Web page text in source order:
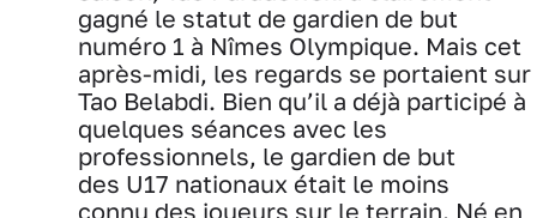
gagné le statut de gardien de but
numéro 1 à Nîmes Olympique. Mais cet
après-midi, les regards se portaient sur
Tao Belabdi. Bien qu’il a déjà participé à
quelques séances avec les
professionnels, le gardien de but
des U17 nationaux était le moins
connu des joueurs sur le terrain. Né en